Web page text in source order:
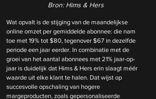
Bron: Hims & Hers
Wat opvalt is de stijging van de maandelijkse
online omzet per gemiddelde abonnee: die nam
toe met 19% tot $80, tegenover $67 in dezelfde
periode een jaar eerder. In combinatie met de
groei van het aantal abonnees met 21% jaar-op-
jaar is duidelijk dat Hims & Hers erin slaagt méér
waarde uit elke klant te halen. Dat wijst op
succesvolle opschaling van hogere
margeproducten, zoals gepersonaliseerde